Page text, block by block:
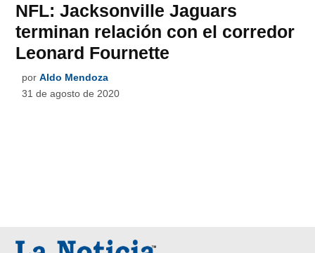
NFL: Jacksonville Jaguars
terminan relación con el corredor
Leonard Fournette
por Aldo Mendoza
31 de agosto de 2020